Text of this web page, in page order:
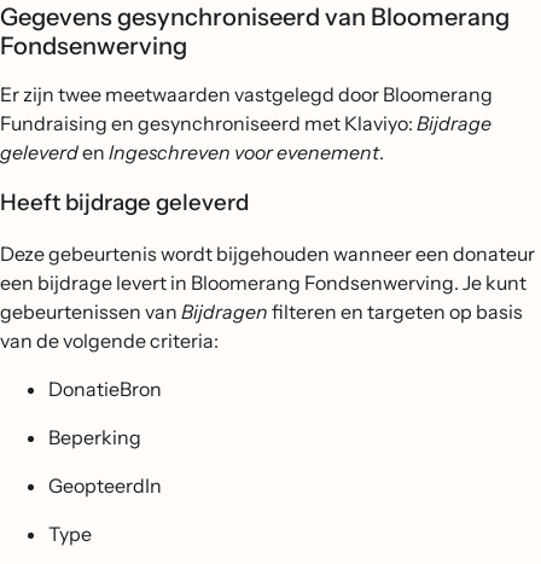
Gegevens gesynchroniseerd van Bloomerang
Fondsenwerving
Er zijn twee meetwaarden vastgelegd door Bloomerang
Fundraising en gesynchroniseerd met Klaviyo: Bijdrage
geleverden Ingeschreven voor evenement.
Heeft bijdrage geleverd
Deze gebeurtenis wordt bijgehouden wanneer een donateur
een bijdrage levert in Bloomerang Fondsenwerving. Je kunt
gebeurtenissen van Bijdragen filteren en targeten op basis
van de volgende criteria:
DonatieBron
Beperking
GeopteerdIn
Type